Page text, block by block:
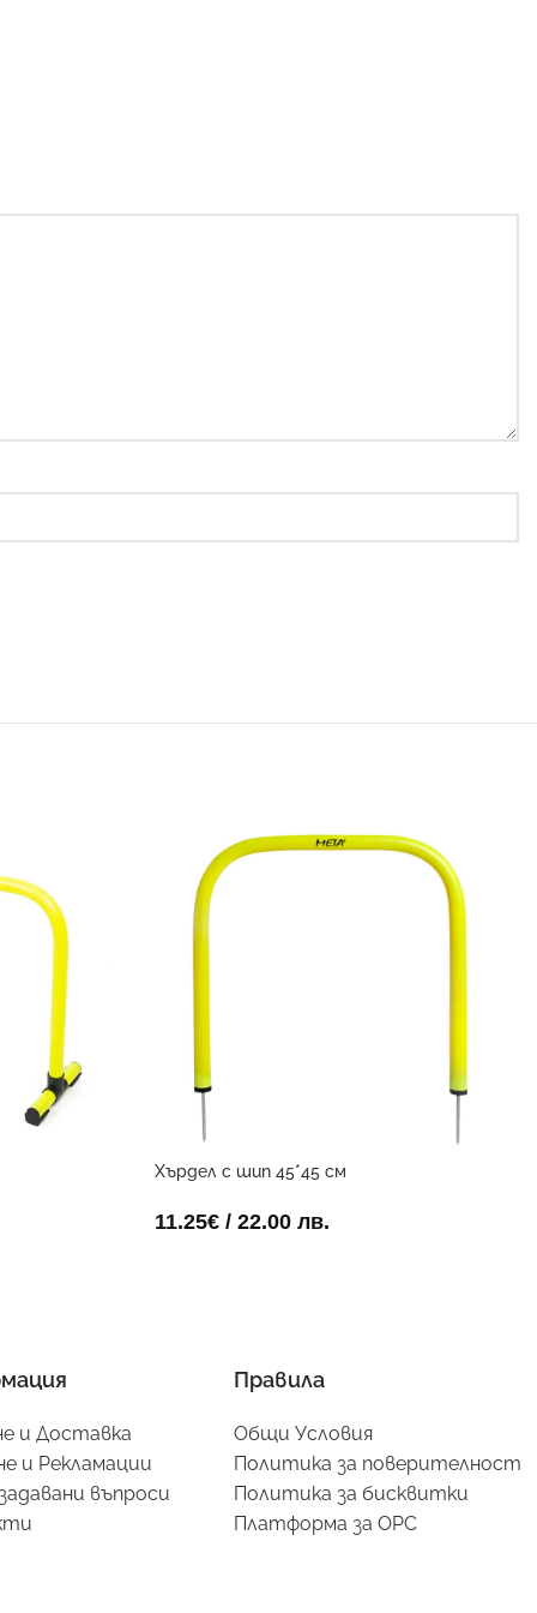
Хърдел с шип 45*45 см
11.25€ / 22.00 лв.
и Доставка
и Рекламации
въпроси
Правила
Общи Условия
Политика за поверителност
Политика за бисквитки
Платформа за ОРС